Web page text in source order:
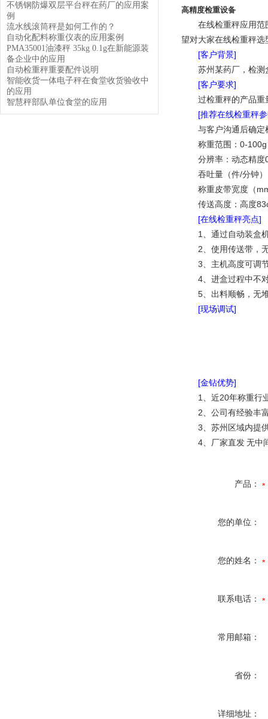
不锈钢防爆双层平台秤在药厂的应用案
例
流水线滚筒秤是如何工作的？
自动化配料称重仪表的应用案例
PMA35001油漆秤 35kg 0.1g在新能源装
备企业中的应用
自动检重秤重要配件说明
智能收货一体电子秤在食堂收货验收中
的应用
智慧秤部队单位食堂的应用
高精度检重设备
在线检重秤应用范
望对大家在线检重秤选
[客户背景]
苏州某药厂，检测
[客户要求]
过检重秤的产品重
[推荐在线检重秤
与客户沟通后确定
称重范围：0-100g
分辨率：动态精度
吞吐量（件/分钟
称重皮带宽度（
传送高度：高度
[在线检重秤亮点]
1、通过自动装盒
2、使用传送带，
3、主机高度可调
4、进盒过程中不
5、出料顺畅，无
[现场调试]
[金钻优势]
1、近20年称重行
2、公司有经验丰
3、苏州区域内提
4、厂家直发 无中
产品：
您的单位：
您的姓名：
联系电话：
常用邮箱：
省份：
详细地址：